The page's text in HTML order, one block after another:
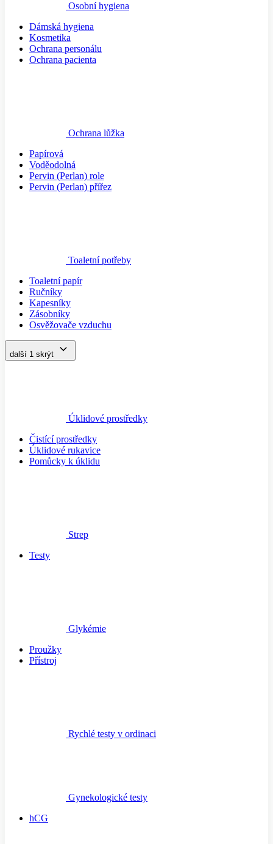
Osobní hygiena
Dámská hygiena
Kosmetika
Ochrana personálu
Ochrana pacienta
Ochrana lůžka
Papírová
Voděodolná
Pervin (Perlan) role
Pervin (Perlan) přířez
Toaletní potřeby
Toaletní papír
Ručníky
Kapesníky
Zásobníky
Osvěžovače vzduchu
další 1 skrýt
Úklidové prostředky
Čistící prostředky
Úklidové rukavice
Pomůcky k úklidu
Strep
Testy
Glykémie
Proužky
Přístroj
Rychlé testy v ordinaci
Gynekologické testy
hCG